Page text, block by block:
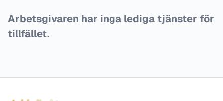
Arbetsgivaren har inga lediga tjänster för
tillfället.